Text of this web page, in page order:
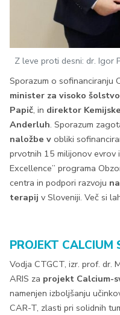
Z leve proti desni: dr. Igor
Sporazum o sofinanciranju
minister za visoko
Papič, in direktor
Anderluh. Sporazum
naložbe v obliki
prvotnih 15 milijonov evrov
Excellence” programa
centra in podpori razvoju
terapij v Sloveniji. Več si
PROJEKT CALCIUM
Vodja CTGCT, izr. prof. dr.
ARIS za projekt Calcium-
namenjen izboljšanju
CAR-T, zlasti pri solidnih